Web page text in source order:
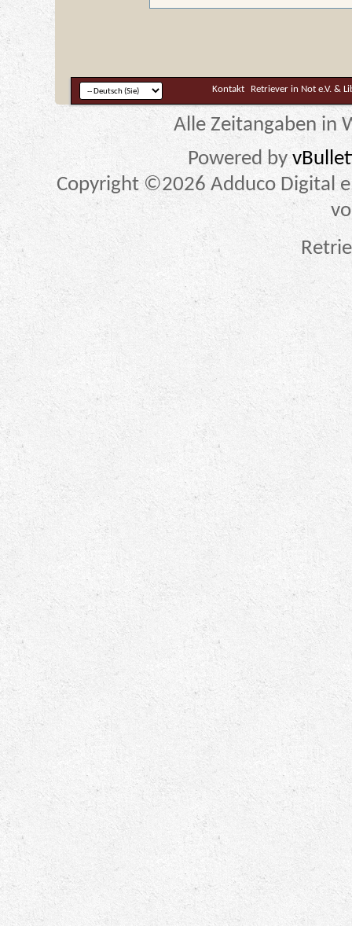
Kontakt Retriever in Not e.V. &
Alle Zeitangaben in
Powered by
Copyright ©2026 Adduco Digital